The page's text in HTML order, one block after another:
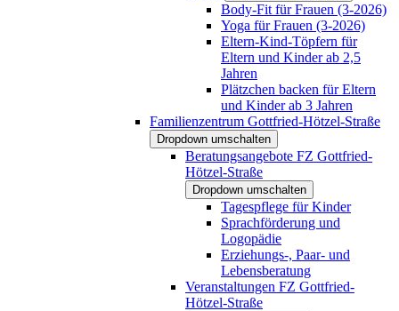
Body-Fit für Frauen (3-2026)
Yoga für Frauen (3-2026)
Eltern-Kind-Töpfern für
Eltern und Kinder ab 2,5
Jahren
Plätzchen backen für Eltern
und Kinder ab 3 Jahren
Familienzentrum Gottfried-Hötzel-Straße
Dropdown umschalten
Beratungsangebote FZ Gottfried-
Hötzel-Straße
Dropdown umschalten
Tagespflege für Kinder
Sprachförderung und
Logopädie
Erziehungs-, Paar- und
Lebensberatung
Veranstaltungen FZ Gottfried-
Hötzel-Straße